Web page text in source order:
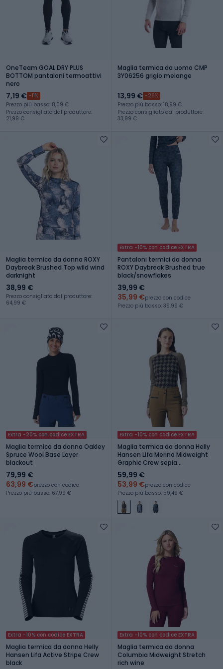
OneTeam GOAL DRY PLUS
BOTTOM pantaloni termoattivi
nero
7,19 € -11%
Prezzo più basso: 8,09 €
Prezzo consigliato dal produttore:
21,99 €
Maglia termica da uomo CMP
3Y06256 grigio melange
13,99 € -26%
Prezzo più basso: 18,99 €
Prezzo consigliato dal produttore:
33,99 €
Maglia termica da donna ROXY
Daybreak Brushed Top wild wind
darknight
38,99 €
Prezzo consigliato dal produttore:
64,99 €
Extra -10% con codice EXTRA
Pantaloni termici da donna
ROXY Daybreak Brushed true
black/snowflakes
39,99 €
35,99 €prezzo con codice
Prezzo più basso: 39,99 €
Extra -20% con codice EXTRA
Maglia termica da donna Oakley
Spruce Wool Base Layer
blackout
79,99 €
63,99 €prezzo con codice
Prezzo più basso: 67,99 €
Extra -10% con codice EXTRA
Maglia termica da donna Helly
Hansen Lifa Merino Midweight
Graphic Crew sepia
houndstooth aop
59,99 €
53,99 €prezzo con codice
Prezzo più basso: 59,49 €
Extra -10% con codice EXTRA
Maglia termica da donna Helly
Hansen Lifa Active Stripe Crew
black
Extra -10% con codice EXTRA
Maglia termica da donna
Columbia Midweight Stretch
rich wine